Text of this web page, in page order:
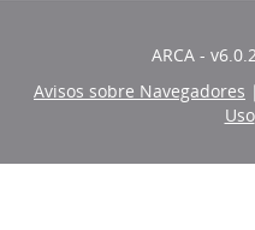
ARCA -
Avisos sobre Navegadores
Uso